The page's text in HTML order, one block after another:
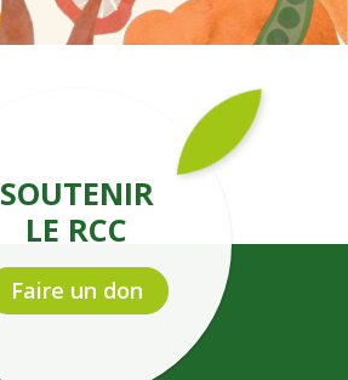
SOUTENIR
LE RCC
Faire un don